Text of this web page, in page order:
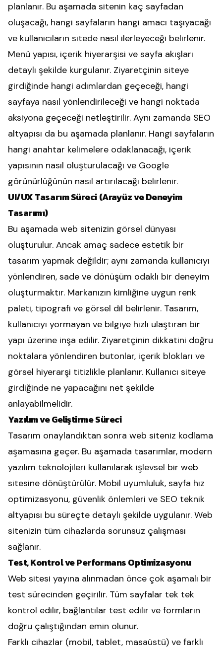
planlanır. Bu aşamada sitenin kaç sayfadan
oluşacağı, hangi sayfaların hangi amacı taşıyacağı
ve kullanıcıların sitede nasıl ilerleyeceği belirlenir.
Menü yapısı, içerik hiyerarşisi ve sayfa akışları
detaylı şekilde kurgulanır. Ziyaretçinin siteye
girdiğinde hangi adımlardan geçeceği, hangi
sayfaya nasıl yönlendirileceği ve hangi noktada
aksiyona geçeceği netleştirilir. Aynı zamanda SEO
altyapısı da bu aşamada planlanır. Hangi sayfaların
hangi anahtar kelimelere odaklanacağı, içerik
yapısının nasıl oluşturulacağı ve Google
görünürlüğünün nasıl artırılacağı belirlenir.
UI/UX Tasarım Süreci (Arayüz ve Deneyim
Tasarımı)
Bu aşamada web sitenizin görsel dünyası
oluşturulur. Ancak amaç sadece estetik bir
tasarım yapmak değildir; aynı zamanda kullanıcıyı
yönlendiren, sade ve dönüşüm odaklı bir deneyim
oluşturmaktır. Markanızın kimliğine uygun renk
paleti, tipografi ve görsel dil belirlenir. Tasarım,
kullanıcıyı yormayan ve bilgiye hızlı ulaştıran bir
yapı üzerine inşa edilir. Ziyaretçinin dikkatini doğru
noktalara yönlendiren butonlar, içerik blokları ve
görsel hiyerarşi titizlikle planlanır. Kullanıcı siteye
girdiğinde ne yapacağını net şekilde
anlayabilmelidir.
Yazılım ve Geliştirme Süreci
Tasarım onaylandıktan sonra web siteniz kodlama
aşamasına geçer. Bu aşamada tasarımlar, modern
yazılım teknolojileri kullanılarak işlevsel bir web
sitesine dönüştürülür. Mobil uyumluluk, sayfa hız
optimizasyonu, güvenlik önlemleri ve SEO teknik
altyapısı bu süreçte detaylı şekilde uygulanır. Web
sitenizin tüm cihazlarda sorunsuz çalışması
sağlanır.
Test, Kontrol ve Performans Optimizasyonu
Web sitesi yayına alınmadan önce çok aşamalı bir
test sürecinden geçirilir. Tüm sayfalar tek tek
kontrol edilir, bağlantılar test edilir ve formların
doğru çalıştığından emin olunur.
Farklı cihazlar (mobil, tablet, masaüstü) ve farklı